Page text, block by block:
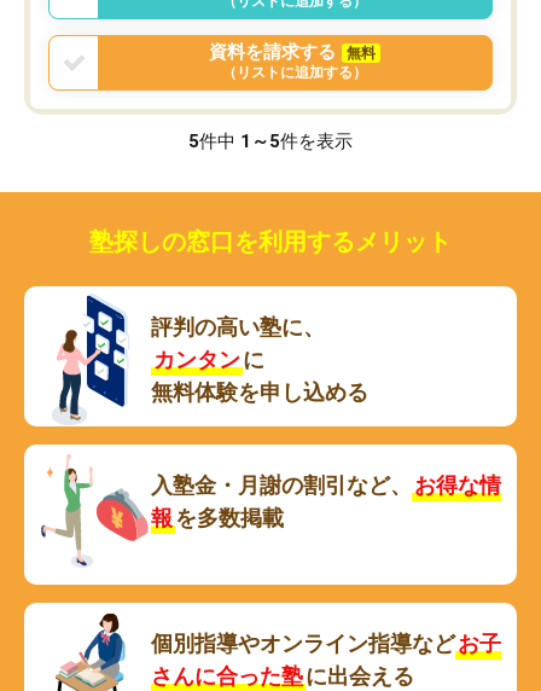
資料を請求する
無料
（リストに追加する）
5件中 1～5件を表示
塾探しの窓口を利用するメリット
評判の高い塾に、
カンタンに
無料体験を申し込める
入塾金・月謝の割引など、
お得な情
報を多数掲載
個別指導やオンライン指導などお子
さんに合った塾に出会える